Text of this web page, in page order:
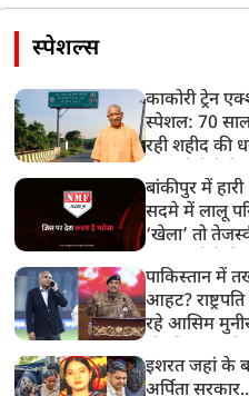
स्पेशल्स
काकोरी ट्रेन
स्पेशल: 70
रही शहीद की
पीढ़ियों का दर्द
बांकीपुर में
सदमे में लालू
‘खेला’ तो
पाकिस्तान में
आहट?
रहे आसिम
बनाया मोहरा?
इशरत जहां के
अर्पिता